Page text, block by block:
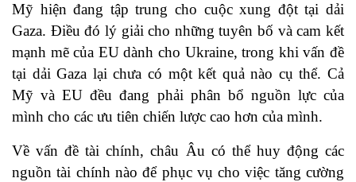
Mỹ hiện đang tập trung cho cuộc xung đột tại dải
Gaza. Điều đó lý giải cho những tuyên bố và cam kết
mạnh mẽ của EU dành cho Ukraine, trong khi vấn đề
tại dải Gaza lại chưa có một kết quả nào cụ thể. Cả
Mỹ và EU đều đang phải phân bổ nguồn lực của
mình cho các ưu tiên chiến lược cao hơn của mình.
Về vấn đề tài chính, châu Âu có thể huy động các
nguồn tài chính nào để phục vụ cho việc tăng cường